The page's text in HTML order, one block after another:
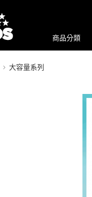
商品分類
大容量系列